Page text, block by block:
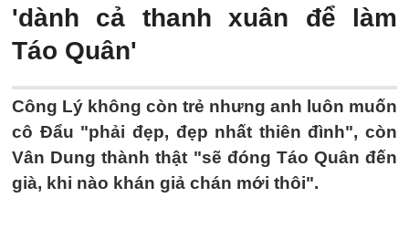
'dành cả thanh xuân để làm
Táo Quân'
Công Lý không còn trẻ nhưng anh luôn muốn
cô Đẩu "phải đẹp, đẹp nhất thiên đình", còn
Vân Dung thành thật "sẽ đóng Táo Quân đến
già, khi nào khán giả chán mới thôi".